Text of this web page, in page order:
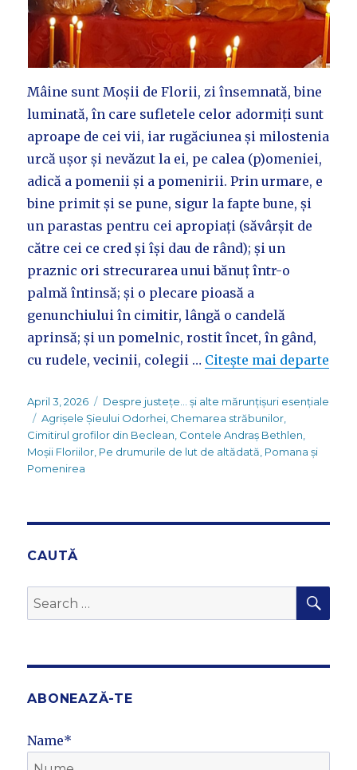
Mâine sunt Moșii de Florii, zi însemnată, bine
luminată, în care sufletele celor adormiți sunt
aproape de cei vii, iar rugăciunea și milostenia
urcă ușor și nevăzut la ei, pe calea (p)omeniei,
adică a pomenii și a pomenirii. Prin urmare, e
bine primit și se pune, sigur la fapte bune, și
un parastas pentru cei apropiați (săvârșit de
către cei ce cred și își dau de rând); și un
praznic ori strecurarea unui bănuț într-o
palmă întinsă; și o plecare pioasă a
genunchiului în cimitir, lângă o candelă
aprinsă; și un pomelnic, rostit încet, în gând,
cu rudele, vecinii, colegii … Citește mai departe
Posted
on
April 3, 2026 Categories
Despre justețe... și alte mărunțișuri esențiale
Tags
Agrișele Șieului Odorhei Chemarea străbunilor
Cimitirul grofilor din Beclean Contele Andraș Bethlen
Moșii Floriilor Pe drumurile de lut de altădată Pomana și
Pomenirea
CAUTĂ
Search
for:
ABONEAZĂ-TE
Name*